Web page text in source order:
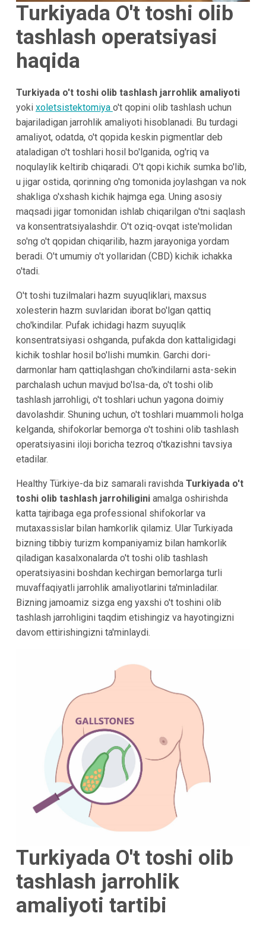
Turkiyada O't toshi olib
tashlash operatsiyasi
haqida
Turkiyada o't toshi olib tashlash jarrohlik amaliyoti
yoki xoletsistektomiya o't qopini olib tashlash uchun
bajariladigan jarrohlik amaliyoti hisoblanadi. Bu turdagi
amaliyot, odatda, o't qopida keskin pigmentlar deb
ataladigan o't toshlari hosil bo'lganida, og'riq va
noqulaylik keltirib chiqaradi. O't qopi kichik sumka bo'lib,
u jigar ostida, qorinning o'ng tomonida joylashgan va nok
shakliga o'xshash kichik hajmga ega. Uning asosiy
maqsadi jigar tomonidan ishlab chiqarilgan o'tni saqlash
va konsentratsiyalashdir. O't oziq-ovqat iste'molidan
so'ng o't qopidan chiqarilib, hazm jarayoniga yordam
beradi. O't umumiy o't yollaridan (CBD) kichik ichakka
o'tadi.
O't toshi tuzilmalari hazm suyuqliklari, maxsus
xolesterin hazm suvlaridan iborat bo'lgan qattiq
cho'kindilar. Pufak ichidagi hazm suyuqlik
konsentratsiyasi oshganda, pufakda don kattaligidagi
kichik toshlar hosil bo'lishi mumkin. Garchi dori-
darmonlar ham qattiqlashgan cho'kindilarni asta-sekin
parchalash uchun mavjud bo'lsa-da, o't toshi olib
tashlash jarrohligi, o't toshlari uchun yagona doimiy
davolashdir. Shuning uchun, o't toshlari muammoli holga
kelganda, shifokorlar bemorga o't toshini olib tashlash
operatsiyasini iloji boricha tezroq o'tkazishni tavsiya
etadilar.
Healthy Türkiye-da biz samarali ravishda Turkiyada o't
toshi olib tashlash jarrohiliginiamalga oshirishda
katta tajribaga ega professional shifokorlar va
mutaxassislar bilan hamkorlik qilamiz. Ular Turkiyada
bizning tibbiy turizm kompaniyamiz bilan hamkorlik
qiladigan kasalxonalarda o't toshi olib tashlash
operatsiyasini boshdan kechirgan bemorlarga turli
muvaffaqiyatli jarrohlik amaliyotlarini ta'minladilar.
Bizning jamoamiz sizga eng yaxshi o't toshini olib
tashlash jarrohligini taqdim etishingiz va hayotingizni
davom ettirishingizni ta'minlaydi.
Turkiyada O't toshi olib
tashlash jarrohlik
amaliyoti tartibi